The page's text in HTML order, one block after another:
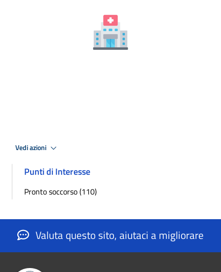
Vedi azioni
Punti di Interesse
Pronto soccorso (110)
Valuta questo sito, aiutaci a migliorare